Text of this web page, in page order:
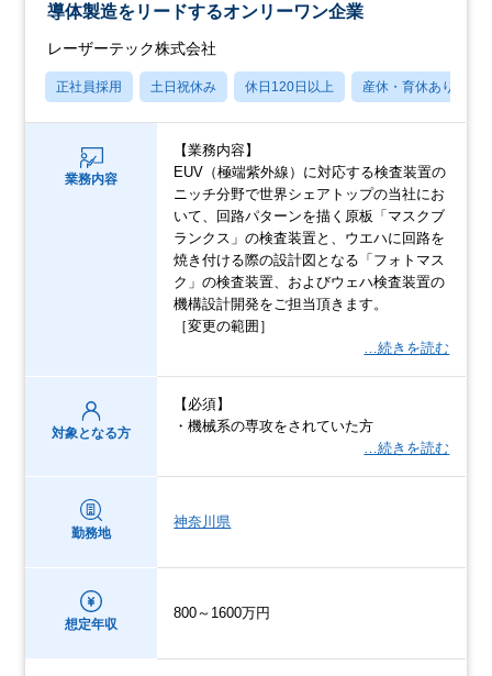
導体製造をリードするオンリーワン企業
レーザーテック株式会社
正社員採用 土日祝休み 休日120日以上 産休・育休あり
業務内容
【業務内容】
EUV（極端紫外線）に対応する検査装置の
ニッチ分野で世界シェアトップの当社にお
いて、回路パターンを描く原板「マスクブ
ランクス」の検査装置と、ウエハに回路を
焼き付ける際の設計図となる「フォトマス
ク」の検査装置、およびウェハ検査装置の
機構設計開発をご担当頂きます。
［変更の範囲］
…続きを読む
対象となる方
【必須】
・機械系の専攻をされていた方
…続きを読む
勤務地
神奈川県
想定年収
800～1600万円